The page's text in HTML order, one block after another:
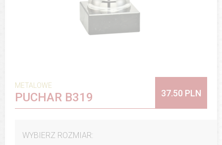
METALOWE
PUCHAR B319 37.50 PLN
WYBIERZ ROZMIAR: